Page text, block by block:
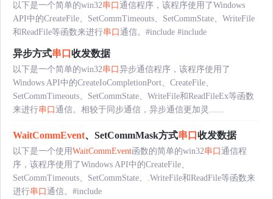
以下是一个简单的win32串口 通信程序，该程序使用了Windows
API中的CreateFile、SetCommTimeouts、SetCommState、WriteFile
和ReadFile等函数来进行串口 通信。#include #include
异步方式串口 收发数据
以下是一个简单的win32串口 异步通信程序，该程序使用了
Windows API中的CreateIoCompletionPort、CreateFile、
SetCommTimeouts、SetCommState、WriteFile和ReadFileEx等函数
来进行串口 通信。相较于同步通信，异步通信更加灵......
WaitCommEvent、SetCommMask方式串口 收发数据
以下是一个使用WaitCommEvent函数的简单的win32串口 通信程
序，该程序使用了Windows API中的CreateFile、
SetCommTimeouts、SetCommState、.WriteFile和ReadFile等函数来
进行串口 通信。#include